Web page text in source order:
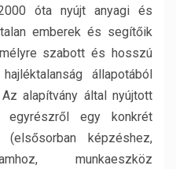
óta nyújt anyagi és
emberek és segítőik
szabott és hosszú
állapotából
alapítvány által nyújtott
egy konkrét
(elsősorban képzéshez,
munkaeszköz